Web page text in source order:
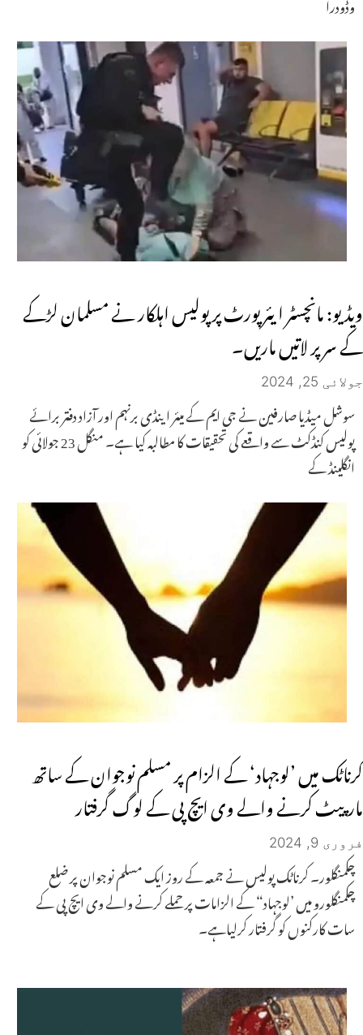
ویڈیو: مانچسٹر ایئرپورٹ پر پولیس اہلکار نے مسلمان لڑکے
کے سر پر لاتیں ماریں۔
جولائی 25, 2024
سوشل میڈیا صارفین نے جی ایم کے میئر اینڈی برنہم اور آزاد دفتر برائے
پولیس کنڈکٹ سے واقعے کی تحقیقات کا مطالبہ کیا ہے۔ منگل 23 جولائی کو
انگلینڈ کے
کرناٹک میں ’لوجہاد‘ کے الزام پر مسلم نوجوان کے ساتھ
مارپیٹ کرنے والے وی ایچ پی کے لوگ گرفتار
فروری 9, 2024
چکمنگلور۔ کرناٹک پولیس نے جمعہ کے روز ایک مسلم نوجوان پر ضلع
چکمنگلورو میں ’لوجہاد“ کے الزامات پر حملے کرنے والے وی ایچ پی کے
سات کارکنوں کو گرفتار کرلیاہے۔